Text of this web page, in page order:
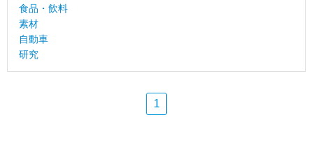
食品・飲料
素材
自動車
研究
1